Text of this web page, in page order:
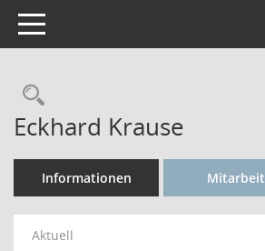
Toggle navigation
Rechercheauswahl
Eckhard Krause
Informationen Mitarbeit
Aktuell